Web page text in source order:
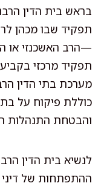
בראש בית הדין
תפקיד שבו מכהן
—הרב האשכנזי או
תפקיד מרכזי
מערכת בתי הדין
כוללת פיקוח על בתי
והבטחת התנהלות
לנשיא בית הדין
ההתפתחות של